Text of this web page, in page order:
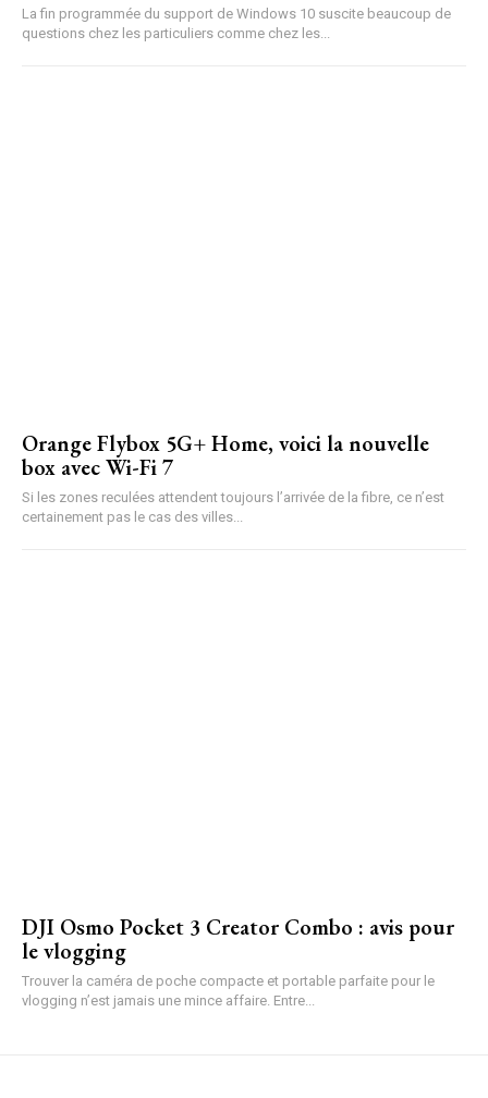
La fin programmée du support de Windows 10 suscite beaucoup de
questions chez les particuliers comme chez les...
Orange Flybox 5G+ Home, voici la nouvelle
box avec Wi-Fi 7
Si les zones reculées attendent toujours l’arrivée de la fibre, ce n’est
certainement pas le cas des villes...
DJI Osmo Pocket 3 Creator Combo : avis pour
le vlogging
Trouver la caméra de poche compacte et portable parfaite pour le
vlogging n’est jamais une mince affaire. Entre...